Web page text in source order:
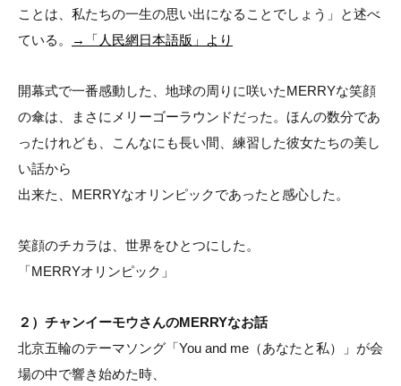
ことは、私たちの一生の思い出になることでしょう」と述べ
ている。
→「人民網日本語版」より
開幕式で一番感動した、地球の周りに咲いたMERRYな笑顔
の傘は、まさにメリーゴーラウンドだった。ほんの数分であ
ったけれども、こんなにも長い間、練習した彼女たちの美し
い話から
出来た、MERRYなオリンピックであったと感心した。
笑顔のチカラは、世界をひとつにした。
「MERRYオリンピック」
２）チャンイーモウさんのMERRYなお話
北京五輪のテーマソング「You and me（あなたと私）」が会
場の中で響き始めた時、